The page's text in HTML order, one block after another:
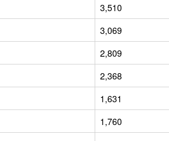
3,510
3,069
2,809
2,368
1,631
1,760